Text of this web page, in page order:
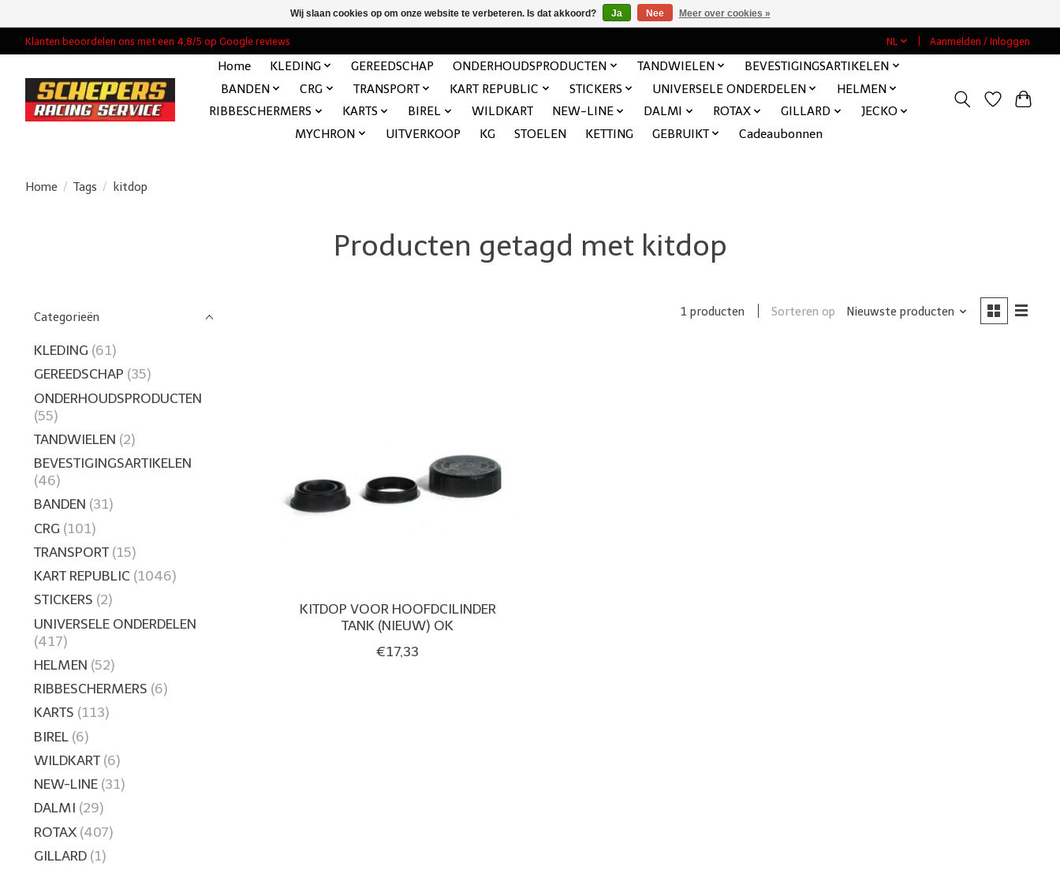
Klanten beoordelen ons met een 4,8/5 op Google reviews NL Aanmelden / Inloggen
Home KLEDING GEREEDSCHAP ONDERHOUDSPRODUCTEN TANDWIELEN
BEVESTIGINGSARTIKELEN
BANDEN
CRG TRANSPORT KART REPUBLIC STICKERS UNIVERSELE ONDERDELEN
HELMEN
RIBBESCHERMERS
KARTS BIREL WILDKART NEW-LINE DALMI ROTAX GILLARD
JECKO
MYCHRON
UITVERKOOP KG STOELEN KETTING GEBRUIKT Cadeaubonnen
Home / Tags / kitdop
Producten getagd met kitdop
Categorieën
KLEDING (61)
GEREEDSCHAP (35)
ONDERHOUDSPRODUCTEN
(55)
TANDWIELEN (2)
BEVESTIGINGSARTIKELEN
(46)
BANDEN (31)
CRG (101)
TRANSPORT (15)
KART REPUBLIC (1046)
STICKERS (2)
UNIVERSELE ONDERDELEN
(417)
HELMEN (52)
RIBBESCHERMERS (6)
KARTS (113)
BIREL (6)
WILDKART (6)
NEW-LINE (31)
DALMI (29)
ROTAX (407)
GILLARD (1)
1 producten Sorteren op Nieuwste producten
KITDOP VOOR HOOFDCILINDER
TANK (NIEUW) OK
€17,33
Wij slaan cookies op om onze website te verbeteren. Is dat akkoord? Ja Nee Meer over cookies »